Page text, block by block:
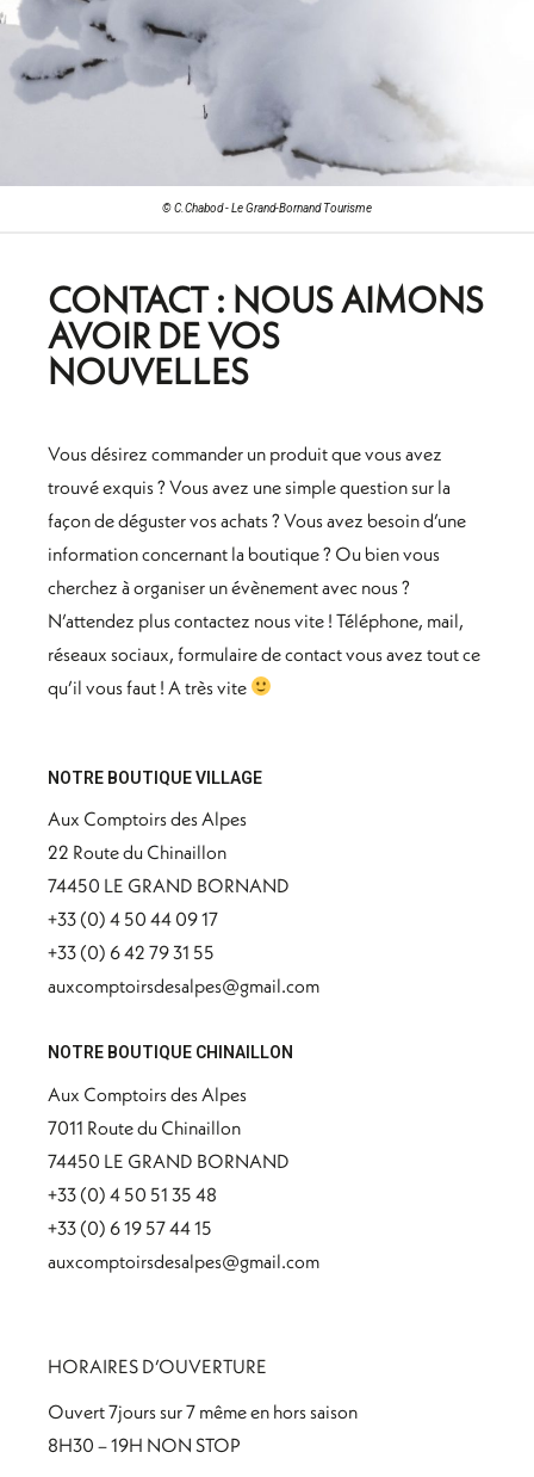
© C.Chabod - Le Grand-Bornand Tourisme
CONTACT : NOUS AIMONS
AVOIR DE VOS
NOUVELLES
Vous désirez commander un produit que vous avez
trouvé exquis ? Vous avez une simple question sur la
façon de déguster vos achats ? Vous avez besoin d’une
information concernant la boutique ? Ou bien vous
cherchez à organiser un évènement avec nous ?
N’attendez plus contactez nous vite ! Téléphone, mail,
réseaux sociaux, formulaire de contact vous avez tout ce
qu’il vous faut ! A très vite
NOTRE BOUTIQUE VILLAGE
Aux Comptoirs des Alpes
22 Route du Chinaillon
74450 LE GRAND BORNAND
+33 (0) 4 50 44 09 17
+33 (0) 6 42 79 31 55
auxcomptoirsdesalpes@gmail.com
NOTRE BOUTIQUE CHINAILLON
Aux Comptoirs des Alpes
7011 Route du Chinaillon
74450 LE GRAND BORNAND
+33 (0) 4 50 51 35 48
+33 (0) 6 19 57 44 15
auxcomptoirsdesalpes@gmail.com
HORAIRES D’OUVERTURE
Ouvert 7jours sur 7 même en hors saison
8H30 – 19H NON STOP